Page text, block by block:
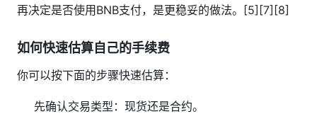
再决定是否使用BNB支付，是更稳妥的做法。[5][7][8]
如何快速估算自己的手续费
你可以按下面的步骤快速估算：
先确认交易类型：现货还是合约。